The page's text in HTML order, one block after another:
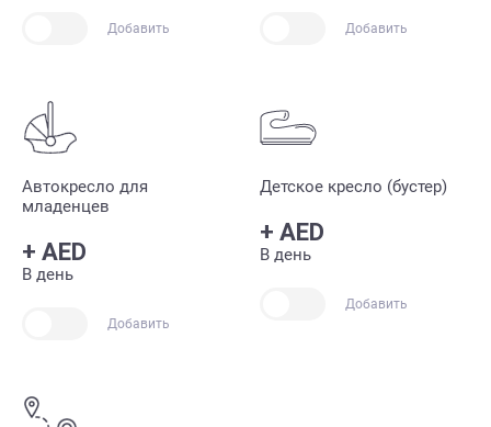
Добавить Добавить
Автокресло для
младенцев
+ AED
В день
Добавить
Детское кресло (бустер)
+ AED
В день
Добавить